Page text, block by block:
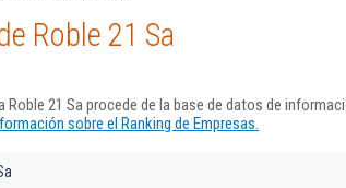
Roble 21 Sa
21 Sa procede de la base de datos de
sobre el Ranking de Empresas.